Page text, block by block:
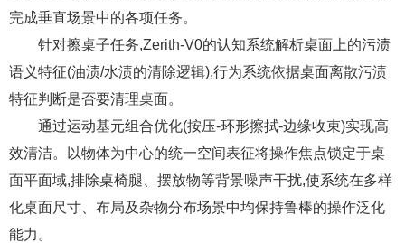
完成垂直场景中的各项任务。
针对擦桌子任务,Zerith-V0的认知系统解析桌面上的污渍
语义特征(油渍/水渍的清除逻辑),行为系统依据桌面离散污渍
特征判断是否要清理桌面。
通过运动基元组合优化(按压-环形擦拭-边缘收束)实现高
效清洁。以物体为中心的统一空间表征将操作焦点锁定于桌
面平面域,排除桌椅腿、摆放物等背景噪声干扰,使系统在多样
化桌面尺寸、布局及杂物分布场景中均保持鲁棒的操作泛化
能力。